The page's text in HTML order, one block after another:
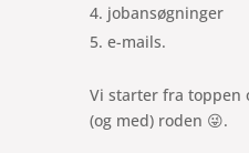
jobansøgninger
e-mails.
Vi starter fra toppen
(og med) roden 😜.